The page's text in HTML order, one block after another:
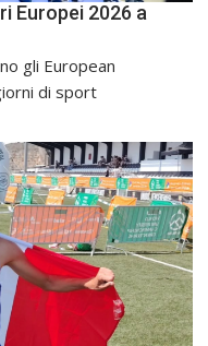
Europei 2026 a
gli European
di sport